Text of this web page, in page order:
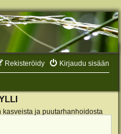
Kirjaudu sisään
Rekisteröidy
kasveista ja puutarhanhoidosta